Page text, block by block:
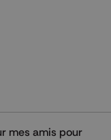
mes amis pour